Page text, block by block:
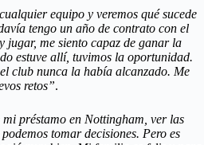
equipo y veremos qué sucede
tengo un año de contrato con el
jugar, me siento capaz de ganar la
estuve allí, tuvimos la oportunidad.
club nunca la había alcanzado. Me
retos”.
préstamo en Nottingham, ver las
tomar decisiones. Pero es